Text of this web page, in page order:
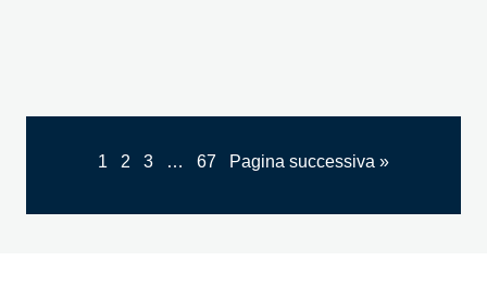
1 2 3 … 67 Pagina successiva »